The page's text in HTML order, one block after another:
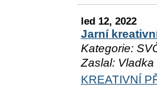
led 12, 2022
Jarní
Kategorie:
Zaslal: Vladka
KREATIVNÍ